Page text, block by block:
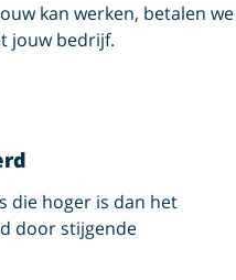
kan werken, betalen we
jouw bedrijf.
die hoger is dan het
door stijgende